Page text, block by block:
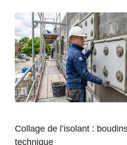
Collage de l’isolant :
technique